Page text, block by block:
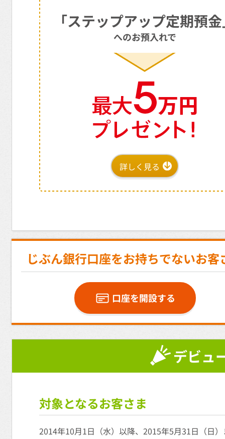
「ステップアップ定期預
へのお預入れで
詳しく見る
じぶん銀行口座をお持ちでないお客
口座を開設する
デビュ
対象となるお客さま
2014年10月1日（水）以降、2015年5月31日（日